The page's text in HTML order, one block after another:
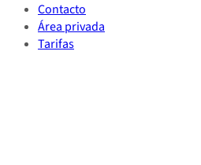
Contacto
Área privada
Tarifas